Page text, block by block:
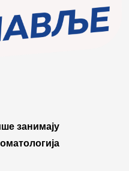
занимају